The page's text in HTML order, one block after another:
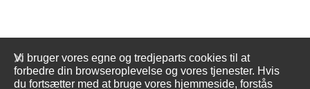
Vi bruger vores egne og tredjeparts cookies til at
forbedre din browseroplevelse og vores tjenester. Hvis
du fortsætter med at bruge vores hjemmeside, forstås